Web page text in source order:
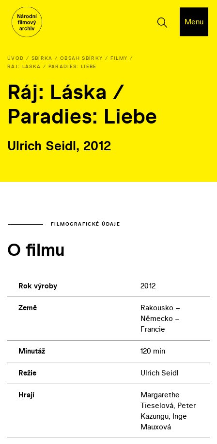
Menu
ÚVOD SBÍRKA OBSAH SBÍRKY
FILMY
RÁJ: LÁSKA / PARADIES: LIEBE
Ráj: Láska /
Paradies: Liebe
Ulrich Seidl, 2012
FILMOGRAFICKÉ ÚDAJE
O filmu
Rok výroby 2012
Země
Rakousko –
Německo –
Francie
Minutáž 120 min
Režie Ulrich Seidl
Hrají
Margarethe
Tieselová, Peter
Kazungu, Inge
Mauxová